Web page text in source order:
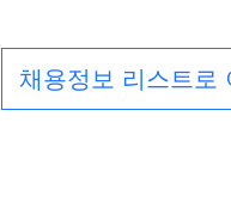
채용정보 리스트로